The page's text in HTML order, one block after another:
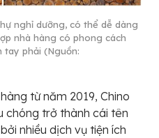
nghỉ dưỡng, có thể dễ dàng
nhà hàng có phong cách
tay phải (Nguồn:
từ năm 2019, Chino
chóng trở thành cái tên
nhiều dịch vụ tiện ích